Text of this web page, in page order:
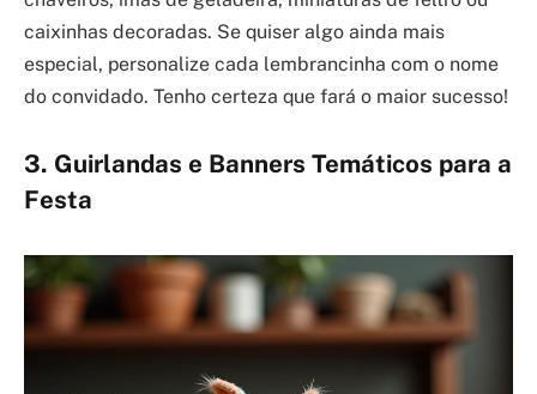
caixinhas decoradas. Se quiser algo ainda mais
especial, personalize cada lembrancinha com o nome
do convidado. Tenho certeza que fará o maior sucesso!
3. Guirlandas e Banners Temáticos para a
Festa